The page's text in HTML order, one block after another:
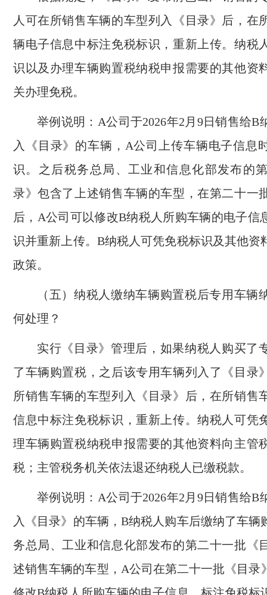
人可在所销售车辆的车型列入《目录》后，在
辆电子信息中标注免税标识，重新上传。纳税
识以及办理车辆购置税纳税申报需要的其他资
关办理免税。
举例说明：A公司于2026年2月9日销售给B
入《目录》的车辆，A公司上传车辆电子信息
识。之后税务总局、工业和信息化部发布的
录》包含了上述销售车辆的车型，在第二十一
后，A公司可以修改B纳税人所购车辆的电子信
识并重新上传。B纳税人可凭免税标识及其他资
政策。
（五）纳税人缴纳车辆购置税后专用车辆
何处理？
实行《目录》管理后，如果纳税人购买了
了车辆购置税，之后该专用车辆列入了《目录
所销售车辆的车型列入《目录》后，在所销售
信息中标注免税标识，重新上传。纳税人可凭
理车辆购置税纳税申报需要的其他资料向主管
税；主管税务机关依法退还纳税人已缴税款。
举例说明：A公司于2026年2月9日销售给B
入《目录》的车辆，B纳税人购车后缴纳了车辆
务总局、工业和信息化部发布的第二十一批《
述销售车辆的车型，A公司在第二十一批《目录